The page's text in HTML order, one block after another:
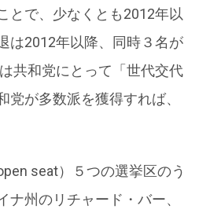
とで、少なくとも2012年以
は2012年以降、同時３名が
共和党にとって「世代交代
が多数派を獲得すれば、
seat）５つの選挙区のう
州のリチャード・バー、